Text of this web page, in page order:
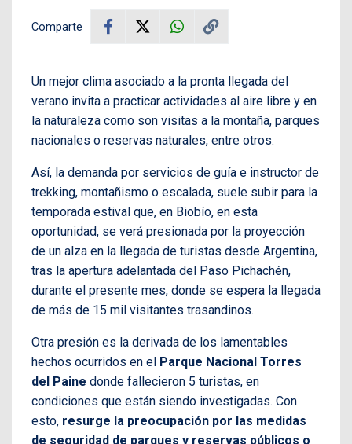
Comparte
Un mejor clima asociado a la pronta llegada del
verano invita a practicar actividades al aire libre y en
la naturaleza como son visitas a la montaña, parques
nacionales o reservas naturales, entre otros.
Así, la demanda por servicios de guía e instructor de
trekking, montañismo o escalada, suele subir para la
temporada estival que, en Biobío, en esta
oportunidad, se verá presionada por la proyección
de un alza en la llegada de turistas desde Argentina,
tras la apertura adelantada del Paso Pichachén,
durante el presente mes, donde se espera la llegada
de más de 15 mil visitantes trasandinos.
Otra presión es la derivada de los lamentables
hechos ocurridos en el Parque Nacional Torres
del Paine donde fallecieron 5 turistas, en
condiciones que están siendo investigadas. Con
esto, resurge la preocupación por las medidas
de seguridad de parques y reservas públicos o